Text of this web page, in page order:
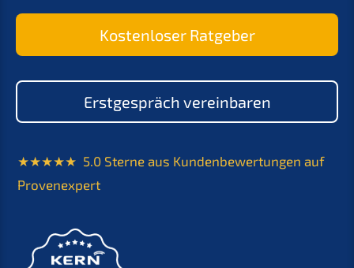
Kostenloser Ratgeber
Erstgespräch vereinbaren
★★★★★ 5.0 Sterne aus Kundenbewertungen auf
Provenexpert